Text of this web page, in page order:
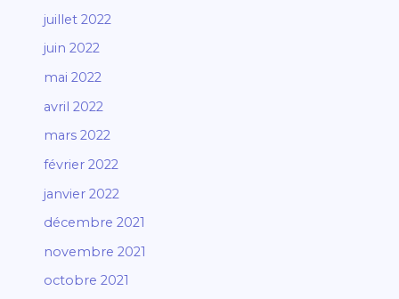
juillet 2022
juin 2022
mai 2022
avril 2022
mars 2022
février 2022
janvier 2022
décembre 2021
novembre 2021
octobre 2021